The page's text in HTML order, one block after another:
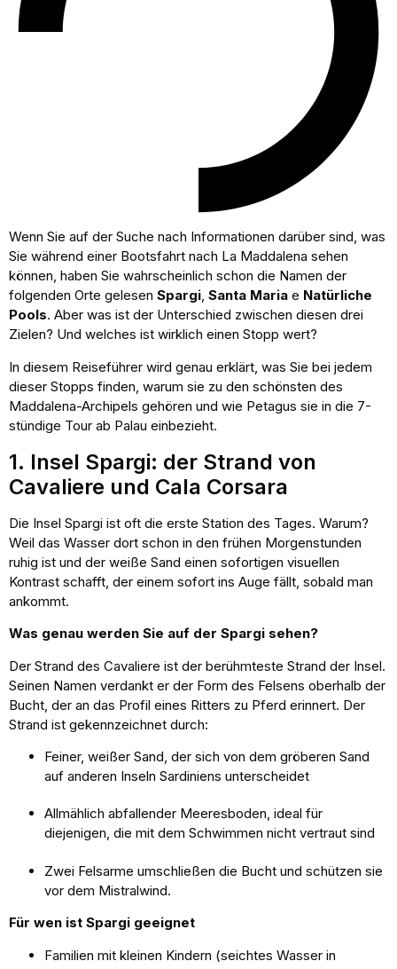
Wenn Sie auf der Suche nach Informationen darüber sind, was
Sie während einer Bootsfahrt nach La Maddalena sehen
können, haben Sie wahrscheinlich schon die Namen der
folgenden Orte gelesen Spargi, Santa Maria e Natürliche
Pools. Aber was ist der Unterschied zwischen diesen drei
Zielen? Und welches ist wirklich einen Stopp wert?
In diesem Reiseführer wird genau erklärt, was Sie bei jedem
dieser Stopps finden, warum sie zu den schönsten des
Maddalena-Archipels gehören und wie Petagus sie in die 7-
stündige Tour ab Palau einbezieht.
1. Insel Spargi: der Strand von
Cavaliere und Cala Corsara
Die Insel Spargi ist oft die erste Station des Tages. Warum?
Weil das Wasser dort schon in den frühen Morgenstunden
ruhig ist und der weiße Sand einen sofortigen visuellen
Kontrast schafft, der einem sofort ins Auge fällt, sobald man
ankommt.
Was genau werden Sie auf der Spargi sehen?
Der Strand des Cavaliere ist der berühmteste Strand der Insel.
Seinen Namen verdankt er der Form des Felsens oberhalb der
Bucht, der an das Profil eines Ritters zu Pferd erinnert. Der
Strand ist gekennzeichnet durch:
Feiner, weißer Sand, der sich von dem gröberen Sand
auf anderen Inseln Sardiniens unterscheidet
Allmählich abfallender Meeresboden, ideal für
diejenigen, die mit dem Schwimmen nicht vertraut sind
Zwei Felsarme umschließen die Bucht und schützen sie
vor dem Mistralwind.
Für wen ist Spargi geeignet
Familien mit kleinen Kindern (seichtes Wasser in